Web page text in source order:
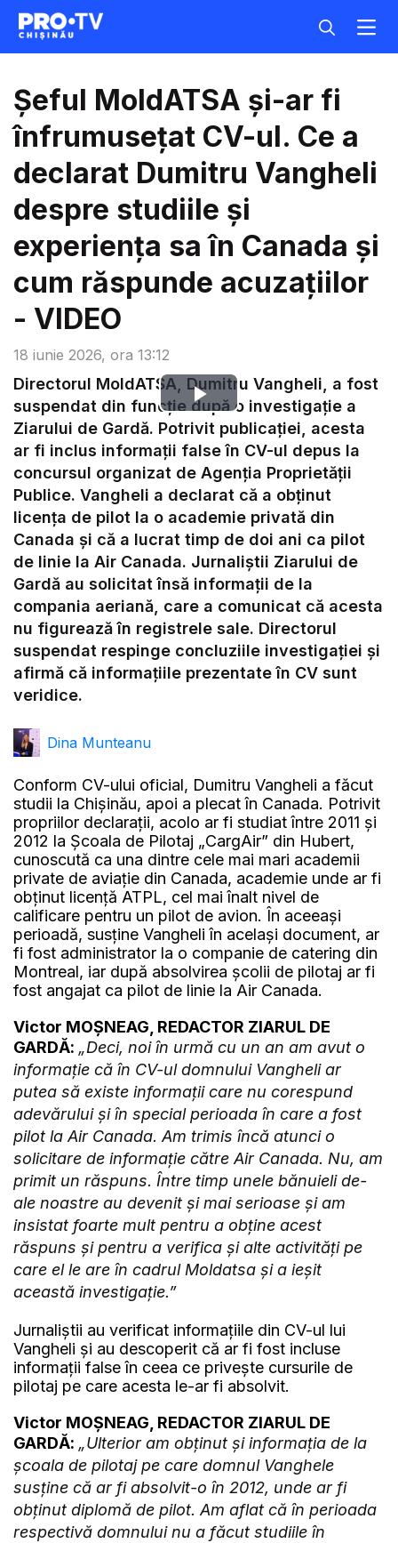
18 iunie 2026, ora 13:12
Șeful MoldATSA și-ar fi
înfrumusețat CV-ul. Ce a
declarat Dumitru Vangheli
despre studiile și
experiența sa în Canada și
cum răspunde acuzațiilor
- VIDEO
Play
Video
Directorul MoldATSA, Dumitru Vangheli, a fost
suspendat din funcție după o investigație a
Ziarului de Gardă. Potrivit publicației, acesta
ar fi inclus informații false în CV-ul depus la
concursul organizat de Agenția Proprietății
Publice. Vangheli a declarat că a obținut
licența de pilot la o academie privată din
Canada și că a lucrat timp de doi ani ca pilot
de linie la Air Canada. Jurnaliștii Ziarului de
Gardă au solicitat însă informații de la
compania aeriană, care a comunicat că acesta
nu figurează în registrele sale. Directorul
suspendat respinge concluziile investigației și
afirmă că informațiile prezentate în CV sunt
veridice.
Dina Munteanu
Conform CV-ului oficial, Dumitru Vangheli a făcut
studii la Chișinău, apoi a plecat în Canada. Potrivit
propriilor declarații, acolo ar fi studiat între 2011 și
2012 la Școala de Pilotaj „CargAir” din Hubert,
cunoscută ca una dintre cele mai mari academii
private de aviație din Canada, academie unde ar fi
obținut licență ATPL, cel mai înalt nivel de
calificare pentru un pilot de avion. În aceeași
perioadă, susține Vangheli în același document, ar
fi fost administrator la o companie de catering din
Montreal, iar după absolvirea școlii de pilotaj ar fi
fost angajat ca pilot de linie la Air Canada.
Victor MOȘNEAG, REDACTOR ZIARUL DE
GARDĂ: „Deci, noi în urmă cu un an am avut o
informație că în CV-ul domnului Vangheli ar
putea să existe informații care nu corespund
adevărului și în special perioada în care a fost
pilot la Air Canada. Am trimis încă atunci o
solicitare de informație către Air Canada. Nu, am
primit un răspuns. Între timp unele bănuieli de-
ale noastre au devenit și mai serioase și am
insistat foarte mult pentru a obține acest
răspuns și pentru a verifica și alte activități pe
care el le are în cadrul Moldatsa și a ieșit
această investigație.”
Jurnaliștii au verificat informațiile din CV-ul lui
Vangheli și au descoperit că ar fi fost incluse
informații false în ceea ce privește cursurile de
pilotaj pe care acesta le-ar fi absolvit.
Victor MOȘNEAG, REDACTOR ZIARUL DE
GARDĂ: „Ulterior am obținut și informația de la
școala de pilotaj pe care domnul Vanghele
susține că ar fi absolvit-o în 2012, unde ar fi
obținut diplomă de pilot. Am aflat că în perioada
respectivă domnului nu a făcut studiile în